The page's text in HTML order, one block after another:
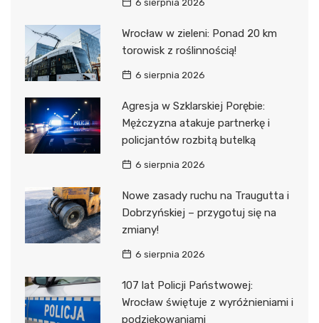
6 sierpnia 2026
Wrocław w zieleni: Ponad 20 km
torowisk z roślinnością!
6 sierpnia 2026
Agresja w Szklarskiej Porębie:
Mężczyzna atakuje partnerkę i
policjantów rozbitą butelką
6 sierpnia 2026
Nowe zasady ruchu na Traugutta i
Dobrzyńskiej – przygotuj się na
zmiany!
6 sierpnia 2026
107 lat Policji Państwowej:
Wrocław świętuje z wyróżnieniami i
podziękowaniami